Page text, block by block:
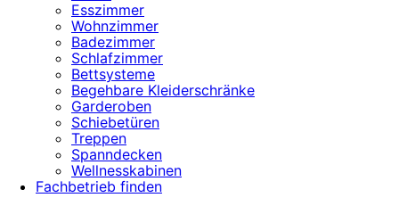
Esszimmer
Wohnzimmer
Badezimmer
Schlafzimmer
Bettsysteme
Begehbare Kleiderschränke
Garderoben
Schiebetüren
Treppen
Spanndecken
Wellnesskabinen
Fachbetrieb finden